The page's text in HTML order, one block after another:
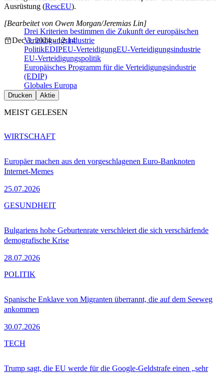
Ausrüstung (RescEU).
Drei Kriterien bestimmen die Zukunft der europäischen
Verteidigungsindustrie
[Bearbeitet von Owen Morgan/Jeremias Lin]
Dec 3, 2024 - 12:14
PolitikEDIPEU-VerteidigungEU-Verteidigungsindustrie
EU-Verteidigungspolitik
Europäisches Programm für die Verteidigungsindustrie
(EDIP)
Globales Europa
Drucken Aktie
MEIST GELESEN
Europäer machen aus den vorgeschlagenen Euro-Banknoten
Internet-Memes
25.07.2026
WIRTSCHAFT
Bulgariens hohe Geburtenrate verschleiert die sich verschärfende
demografische Krise
28.07.2026
GESUNDHEIT
Spanische Enklave von Migranten überrannt, die auf dem Seeweg
ankommen
30.07.2026
POLITIK
Trump sagt, die EU werde für die Google-Geldstrafe einen „sehr
TECH